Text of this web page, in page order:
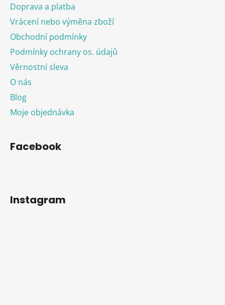
Doprava a platba
Vrácení nebo výměna zboží
Obchodní podmínky
Podmínky ochrany os. údajů
Věrnostní sleva
O nás
Blog
Moje objednávka
Facebook
Instagram